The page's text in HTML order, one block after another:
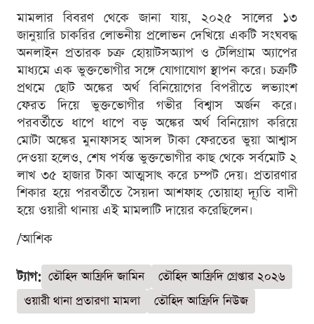
মামলার বিবরণ থেকে জানা যায়, ২০২৫ সালের ১৩
জানুয়ারি চাকরির লোভনীয় প্রলোভন দেখিয়ে একটি সংঘবদ্ধ
অনলাইন প্রতারক চক্র হোয়াটসঅ্যাপ ও টেলিগ্রাম অ্যাপের
মাধ্যমে এক ভুক্তভোগীর সঙ্গে যোগাযোগ স্থাপন করে। চক্রটি
প্রথমে ছোট অঙ্কের অর্থ বিনিয়োগের বিপরীতে লভ্যাংশ
ফেরত দিয়ে ভুক্তভোগীর গভীর বিশ্বাস অর্জন করে।
পরবর্তীতে ধাপে ধাপে বড় অঙ্কের অর্থ বিনিয়োগ করিয়ে
মোটা অঙ্কের মুনাফাসহ আসল টাকা ফেরতের ভুয়া আশ্বাস
দেওয়া হলেও, শেষ পর্যন্ত ভুক্তভোগীর কাছ থেকে সর্বমোট ২
লাখ ৩৫ হাজার টাকা আত্মসাৎ করে চম্পট দেয়। প্রতারণার
শিকার হয়ে পরবর্তীতে সৈয়দা আশফাহ তোয়াহা দ্যূতি বাদী
হয়ে ওয়ারী থানায় এই মামলাটি দায়ের করেছিলেন।
/আশিক
ট্যাগ: তৌহিদ আফ্রিদি জামিন
তৌহিদ আফ্রিদি গ্রেপ্তার ২০২৬
ওয়ারী থানা প্রতারণা মামলা
তৌহিদ আফ্রিদি নিউজ